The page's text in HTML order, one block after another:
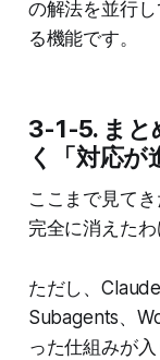
の解法を並行
る機能です。
3-1-5. まと
く「対応が
ここまで見て
完全に消えたわ
ただし、
Subagents、
った仕組みが